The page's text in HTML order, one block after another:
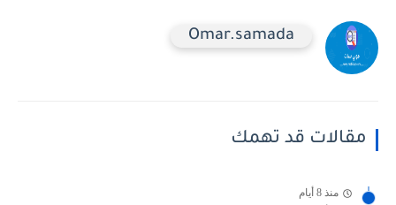
Omar.samada
مقالات قد تهمك
منذ 8 أيام